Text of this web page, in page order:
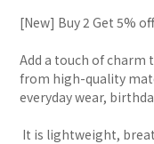
[New] Buy 2 Get 5%
Add a touch of
from high-quality
everyday wear,
It is lightweight,